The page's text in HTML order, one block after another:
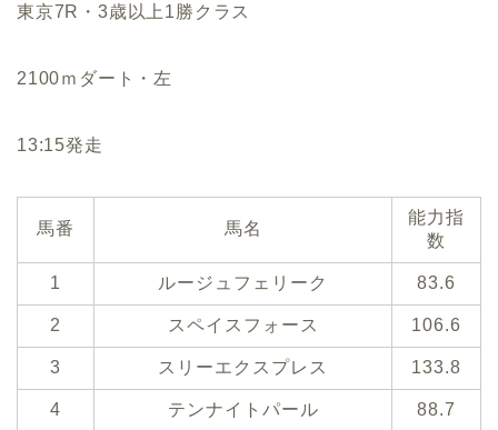
東京7R・3歳以上1勝クラス
2100ｍダート・左
13:15発走
馬番 馬名
能力指
数
1 ルージュフェリーク 83.6
2 スペイスフォース 106.6
3 スリーエクスプレス 133.8
4 テンナイトパール 88.7